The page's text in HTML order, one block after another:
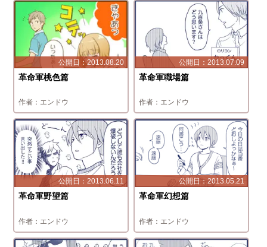
2013.08.20
革命軍桃色篇
エンドウ
2013.07.09
革命軍職場篇
エンドウ
2013.06.11
革命軍野望篇
エンドウ
2013.05.21
革命軍幻想篇
エンドウ